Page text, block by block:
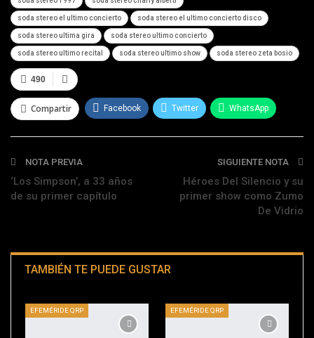
soda stereo el ultimo concierto soda stereo el ultimo concierto disco
soda stereo ultima gira soda stereo ultimo concierto
soda stereo ultimo recital soda stereo ultimo show soda stereo zeta bosio
490
Compartir Facebook Twitter WhatsApp
Telegram
NOTA PREVIA
‘Los Simpson’, a 33 años
de su primer capítulo
SIGUIENTE NOTA
Héroes Del Silencio y su
primer show como Zumo
De Vidrio
TAMBIÉN TE PUEDE GUSTAR
EFEMÉRIDE QRP EFEMÉRIDE QRP